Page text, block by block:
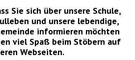
Sie sich über unsere Schule,
und unsere lebendige,
informieren möchten
viel Spaß beim Stöbern auf
Webseiten.